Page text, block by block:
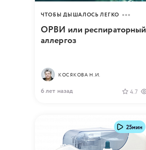
ЧТОБЫ ДЫШАЛОСЬ ЛЕГКО
ОРВИ или респираторный
аллергоз
КОСЯКОВА Н.И.
6 лет назад 4.7
25мин